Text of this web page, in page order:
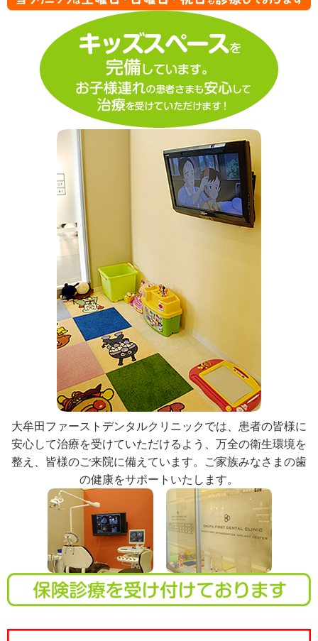
大牟田ファーストデンタルクリニックでは、患者の皆様に
安心して治療を受けていただけるよう、万全の衛生環境を
整え、皆様のご来院に備えています。ご家族みなさまの歯
の健康をサポートいたします。